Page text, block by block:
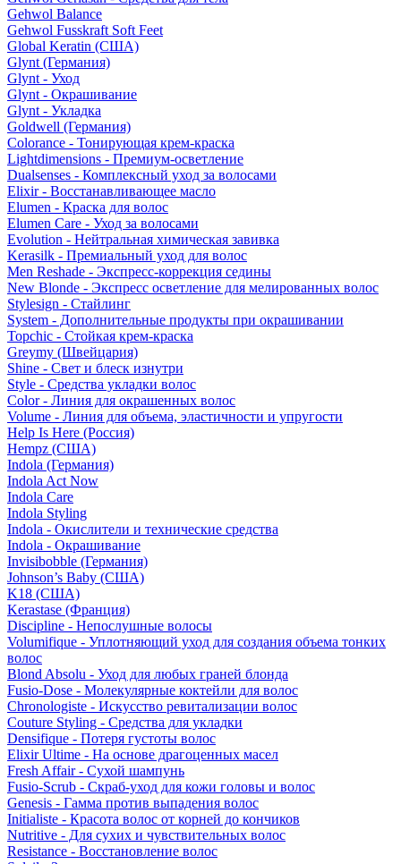
Gehwol Balance
Gehwol Fusskraft Soft Feet
Global Keratin (США)
Glynt (Германия)
Glynt - Уход
Glynt - Окрашивание
Glynt - Укладка
Goldwell (Германия)
Colorance - Тонирующая крем-краска
Lightdimensions - Премиум-осветление
Dualsenses - Комплексный уход за волосами
Elixir - Восстанавливающее масло
Elumen - Краска для волос
Elumen Care - Уход за волосами
Evolution - Нейтральная химическая завивка
Kerasilk - Премиальный уход для волос
Men Reshade - Экспресс-коррекция седины
New Blonde - Экспресс осветление для мелированных волос
Stylesign - Стайлинг
System - Дополнительные продукты при окрашивании
Topchic - Стойкая крем-краска
Greymy (Швейцария)
Shine - Свет и блеск изнутри
Style - Средства укладки волос
Color - Линия для окрашенных волос
Volume - Линия для объема, эластичности и упругости
Help Is Here (Россия)
Hempz (США)
Indola (Германия)
Indola Act Now
Indola Care
Indola Styling
Indola - Окислители и технические средства
Indola - Окрашивание
Invisibobble (Германия)
Johnson’s Baby (США)
K18 (США)
Kerastase (Франция)
Discipline - Непослушные волосы
Volumifique - Уплотняющий уход для создания объема тонких
волос
Blond Absolu - Уход для любых граней блонда
Fusio-Dose - Молекулярные коктейли для волос
Chronologiste - Искусство ревитализации волос
Couture Styling - Средства для укладки
Densifique - Потеря густоты волос
Elixir Ultime - На основе драгоценных масел
Fresh Affair - Сухой шампунь
Fusio-Scrub - Скраб-уход для кожи головы и волос
Genesis - Гамма против выпадения волос
Initialiste - Красота волос от корней до кончиков
Nutritive - Для сухих и чувствительных волос
Resistance - Восстановление волос